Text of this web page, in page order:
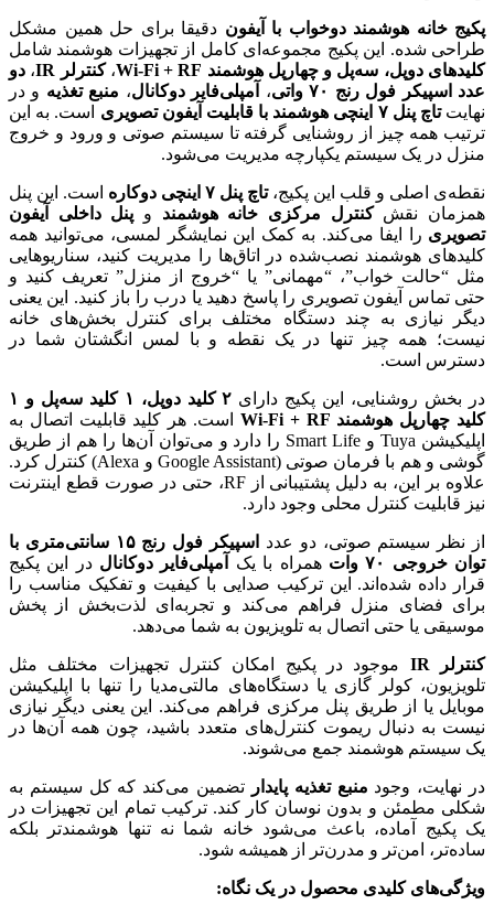
پکیج خانه هوشمند دوخواب با آیفون دقیقا برای حل همین مشکل
طراحی شده. این پکیج مجموعه‌ای کامل از تجهیزات هوشمند شامل
کلیدهای دوپل، سه‌پل و چهارپل هوشمند Wi-Fi + RF
،کنترلر IR ، دو
عدد اسپیکر فول رنج ۷۰ واتی
، آمپلی‌فایر دوکانال، منبع تغذیه و در
نهایتتاچ پنل ۷ اینچی هوشمند با قابلیت آیفون تصویری
است. به این
ترتیب همه چیز از روشنایی گرفته تا سیستم صوتی و ورود و خروج
منزل در یک سیستم یکپارچه مدیریت می‌شود.
نقطه‌ی اصلی و قلب این پکیج،تاچ پنل ۷ اینچی دوکاره
است. این پنل
همزمان نقشکنترل مرکزی خانه هوشمند و پنل داخلی آیفون
تصویری را ایفا می‌کند. به کمک این نمایشگر لمسی، می‌توانید همه
کلیدهای هوشمند نصب‌شده در اتاق‌ها را مدیریت کنید، سناریوهایی
مثل “حالت خواب”، “مهمانی” یا “خروج از منزل” تعریف کنید و
حتی تماس آیفون تصویری را پاسخ دهید یا درب را باز کنید. این یعنی
دیگر نیازی به چند دستگاه مختلف برای کنترل بخش‌های خانه
نیست؛ همه چیز تنها در یک نقطه و با لمس انگشتان شما در
دسترس است.
در بخش روشنایی، این پکیج دارای
۲ کلید دوپل، ۱ کلید سه‌پل و ۱
کلید چهارپل هوشمند Wi-Fi + RF
است. هر کلید قابلیت اتصال به
اپلیکیشن Tuya و Smart Life را دارد و می‌توان آن‌ها را هم از طریق
گوشی و هم با فرمان صوتی (Google Assistant و Alexa) کنترل کرد.
علاوه بر این، به دلیل پشتیبانی از RF، حتی در صورت قطع اینترنت
نیز قابلیت کنترل محلی وجود دارد.
از نظر سیستم صوتی، دو عدد
اسپیکر فول رنج ۱۵ سانتی‌متری با
توان خروجی ۷۰ وات
همراه با یک آمپلی‌فایر دوکانال در این پکیج
قرار داده شده‌اند. این ترکیب صدایی با کیفیت و تفکیک مناسب را
برای فضای منزل فراهم می‌کند و تجربه‌ای لذت‌بخش از پخش
موسیقی یا حتی اتصال به تلویزیون به شما می‌دهد.
کنترلر IR
موجود در پکیج امکان کنترل تجهیزات مختلف مثل
تلویزیون، کولر گازی یا دستگاه‌های مالتی‌مدیا را تنها با اپلیکیشن
موبایل یا از طریق پنل مرکزی فراهم می‌کند. این یعنی دیگر نیازی
نیست به دنبال ریموت کنترل‌های متعدد باشید، چون همه آن‌ها در
یک سیستم هوشمند جمع می‌شوند.
در نهایت، وجود منبع تغذیه پایدار
تضمین می‌کند که کل سیستم به
شکلی مطمئن و بدون نوسان کار کند. ترکیب تمام این تجهیزات در
یک پکیج آماده، باعث می‌شود خانه شما نه تنها هوشمندتر بلکه
ساده‌تر، امن‌تر و مدرن‌تر از همیشه شود.
ویژگی‌های کلیدی محصول در یک نگاه: